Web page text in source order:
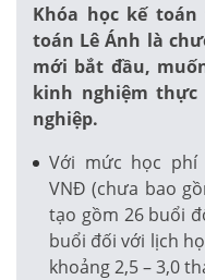
Khóa học kế
toán Lê Ánh là
mới bắt đầu,
kinh nghiệm
nghiệp.
Với mức học phí
VNĐ (chưa bao
tạo gồm 26 buổi
buổi đối với lịch
khoảng 2,5 – 3,0